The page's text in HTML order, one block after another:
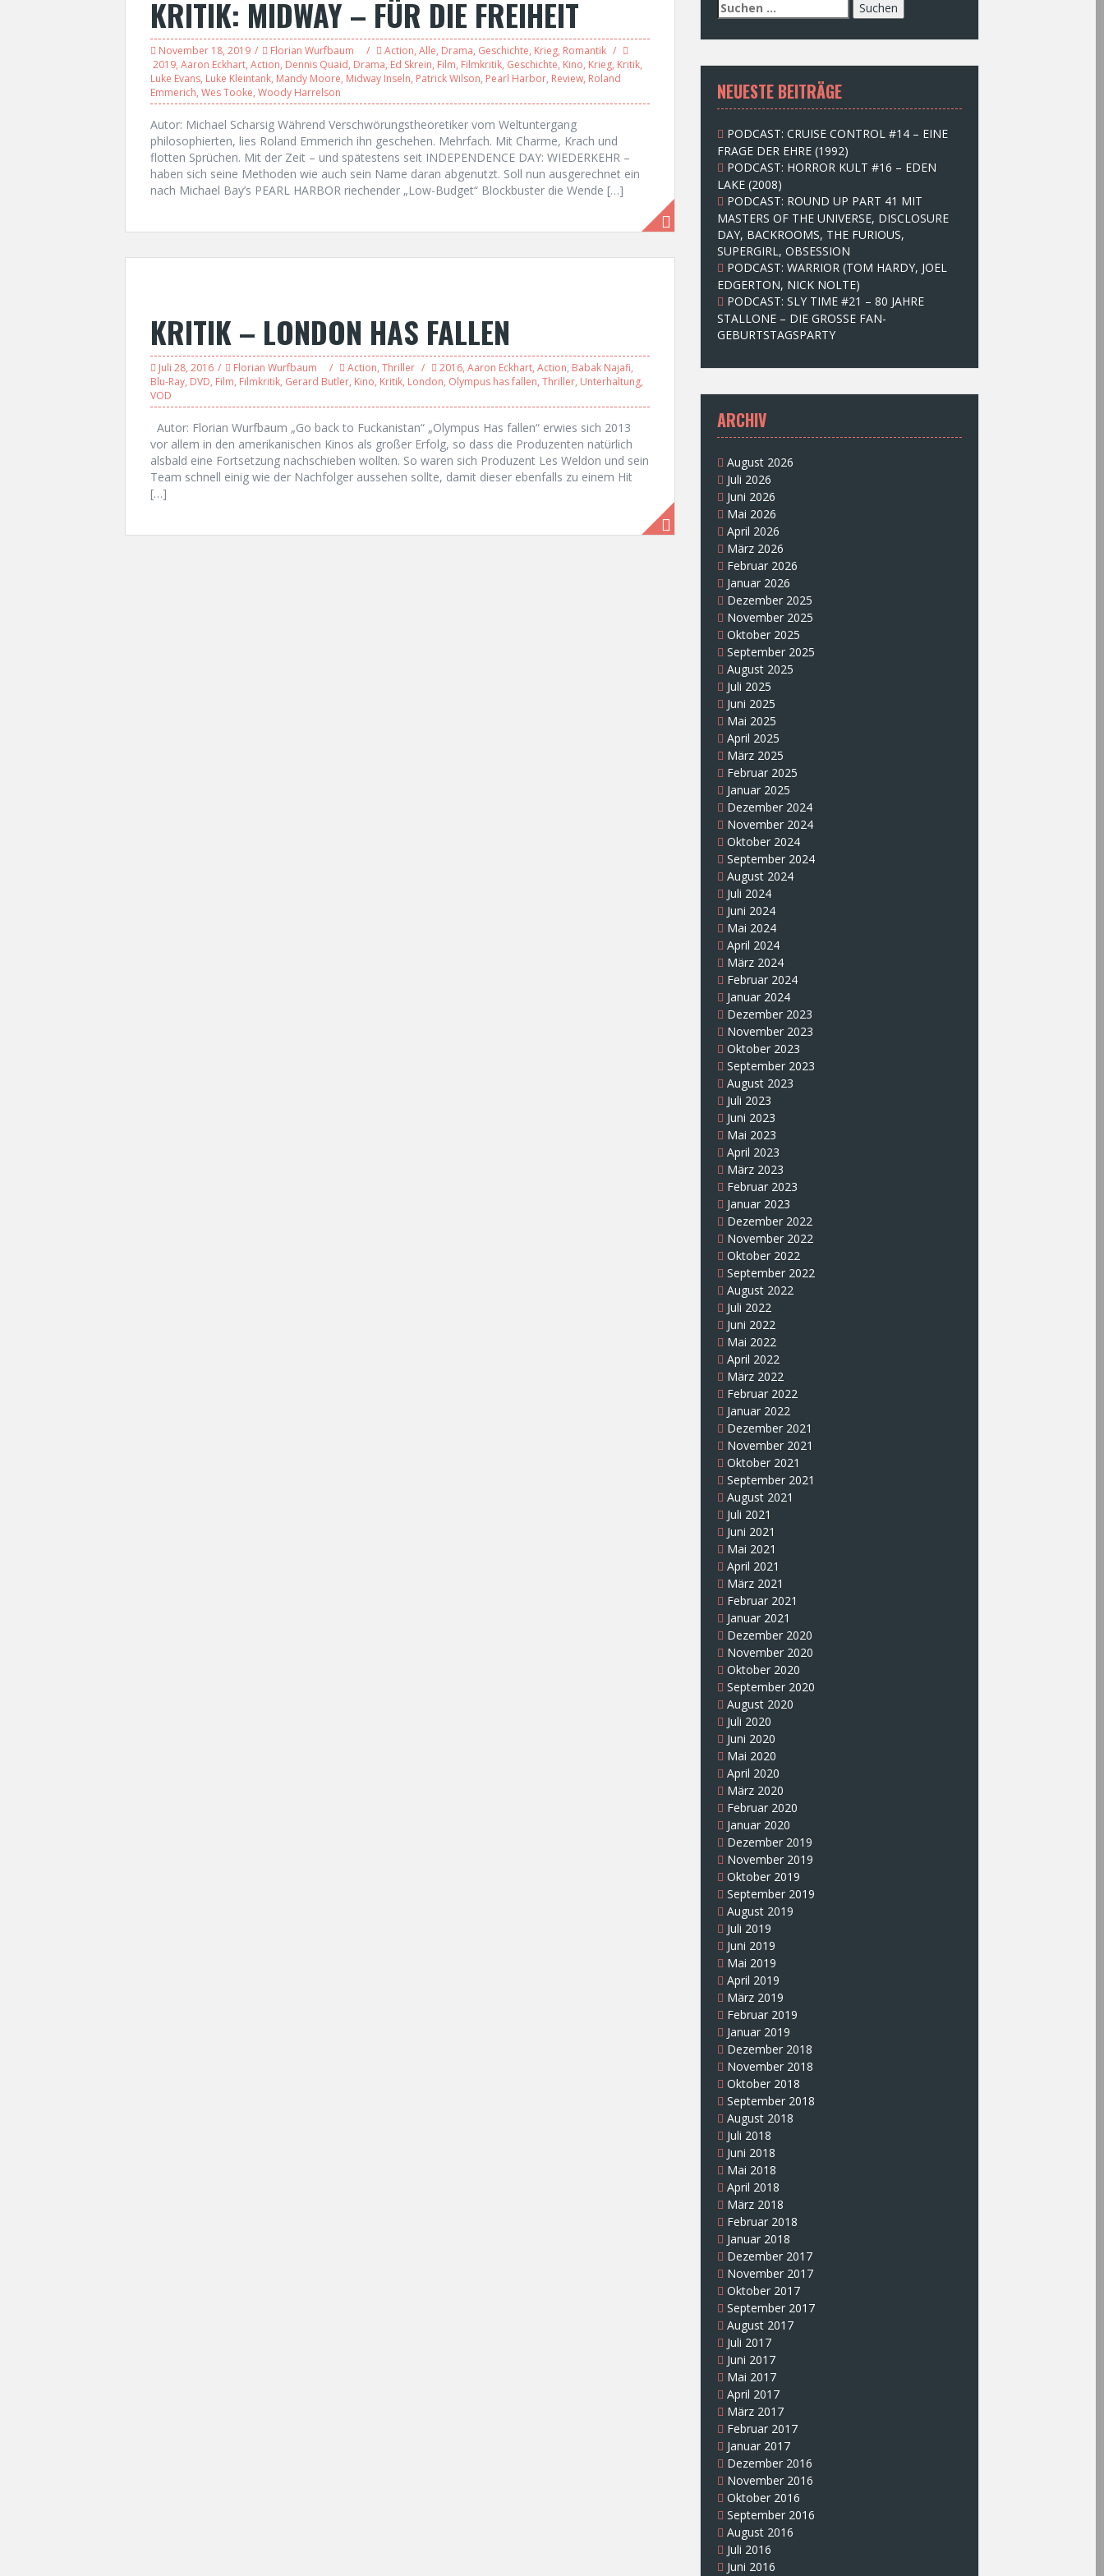
KRITIK: MIDWAY – FÜR DIE FREIHEIT
November 18, 2019 Florian Wurfbaum Action, Alle, Drama, Geschichte, Krieg, Romantik
2019, Aaron Eckhart, Action, Dennis Quaid, Drama, Ed Skrein, Film, Filmkritik, Geschichte, Kino, Krieg, Kritik,
Luke Evans, Luke Kleintank, Mandy Moore, Midway Inseln, Patrick Wilson, Pearl Harbor, Review, Roland
Emmerich, Wes Tooke, Woody Harrelson
Autor: Michael Scharsig Während Verschwörungstheoretiker vom Weltuntergang
philosophierten, lies Roland Emmerich ihn geschehen. Mehrfach. Mit Charme, Krach und
flotten Sprüchen. Mit der Zeit – und spätestens seit INDEPENDENCE DAY: WIEDERKEHR –
haben sich seine Methoden wie auch sein Name daran abgenutzt. Soll nun ausgerechnet ein
nach Michael Bay’s PEARL HARBOR riechender „Low-Budget“ Blockbuster die Wende […]
KRITIK – LONDON HAS FALLEN
Juli 28, 2016 Florian Wurfbaum Action, Thriller 2016, Aaron Eckhart, Action, Babak Najafi,
Blu-Ray, DVD, Film, Filmkritik, Gerard Butler, Kino, Kritik, London, Olympus has fallen, Thriller, Unterhaltung,
VOD
Autor: Florian Wurfbaum „Go back to Fuckanistan“ „Olympus Has fallen“ erwies sich 2013
vor allem in den amerikanischen Kinos als großer Erfolg, so dass die Produzenten natürlich
alsbald eine Fortsetzung nachschieben wollten. So waren sich Produzent Les Weldon und sein
Team schnell einig wie der Nachfolger aussehen sollte, damit dieser ebenfalls zu einem Hit
[…]
S
u
c
e
n
n
c
h
:
NEUESTE BEITRÄGE
PODCAST: CRUISE CONTROL #14 – EINE
FRAGE DER EHRE (1992)
PODCAST: HORROR KULT #16 – EDEN
LAKE (2008)
PODCAST: ROUND UP PART 41 MIT
MASTERS OF THE UNIVERSE, DISCLOSURE
DAY, BACKROOMS, THE FURIOUS,
SUPERGIRL, OBSESSION
PODCAST: WARRIOR (TOM HARDY, JOEL
EDGERTON, NICK NOLTE)
PODCAST: SLY TIME #21 – 80 JAHRE
STALLONE – DIE GROSSE FAN-
GEBURTSTAGSPARTY
ARCHIV
August 2026
Juli 2026
Juni 2026
Mai 2026
April 2026
März 2026
Februar 2026
Januar 2026
Dezember 2025
November 2025
Oktober 2025
September 2025
August 2025
Juli 2025
Juni 2025
Mai 2025
April 2025
März 2025
Februar 2025
Januar 2025
Dezember 2024
November 2024
Oktober 2024
September 2024
August 2024
Juli 2024
Juni 2024
Mai 2024
April 2024
März 2024
Februar 2024
Januar 2024
Dezember 2023
November 2023
Oktober 2023
September 2023
August 2023
Juli 2023
Juni 2023
Mai 2023
April 2023
März 2023
Februar 2023
Januar 2023
Dezember 2022
November 2022
Oktober 2022
September 2022
August 2022
Juli 2022
Juni 2022
Mai 2022
April 2022
März 2022
Februar 2022
Januar 2022
Dezember 2021
November 2021
Oktober 2021
September 2021
August 2021
Juli 2021
Juni 2021
Mai 2021
April 2021
März 2021
Februar 2021
Januar 2021
Dezember 2020
November 2020
Oktober 2020
September 2020
August 2020
Juli 2020
Juni 2020
Mai 2020
April 2020
März 2020
Februar 2020
Januar 2020
Dezember 2019
November 2019
Oktober 2019
September 2019
August 2019
Juli 2019
Juni 2019
Mai 2019
April 2019
März 2019
Februar 2019
Januar 2019
Dezember 2018
November 2018
Oktober 2018
September 2018
August 2018
Juli 2018
Juni 2018
Mai 2018
April 2018
März 2018
Februar 2018
Januar 2018
Dezember 2017
November 2017
Oktober 2017
September 2017
August 2017
Juli 2017
Juni 2017
Mai 2017
April 2017
März 2017
Februar 2017
Januar 2017
Dezember 2016
November 2016
Oktober 2016
September 2016
August 2016
Juli 2016
Juni 2016